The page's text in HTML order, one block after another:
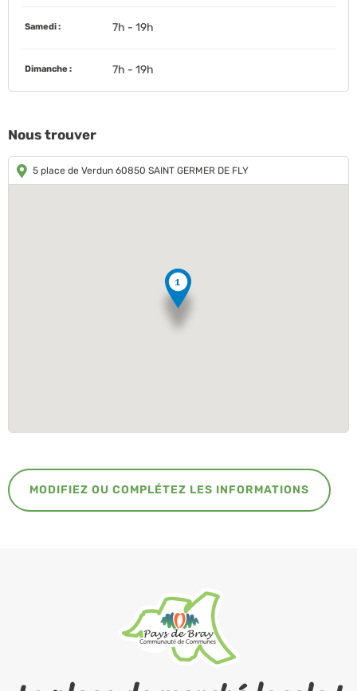
Samedi : 7h - 19h
Dimanche : 7h - 19h
Nous trouver
5 place de Verdun 60850 SAINT GERMER DE FLY
MODIFIEZ OU COMPLÉTEZ LES INFORMATIONS